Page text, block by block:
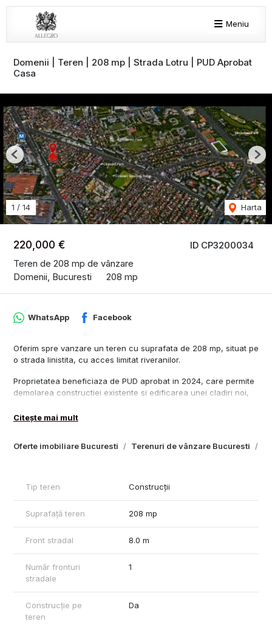
Meniu
Domenii | Teren | 208 mp | Strada Lotru | PUD Aprobat
Casa
ID CP3200034
220,000 €
Teren de 208 mp de vânzare
Domenii, Bucuresti
208 mp
1 / 14 Harta
Previous
Oferte imobiliare Bucuresti Terenuri de vânzare Bucuresti
WhatsApp Facebook
Oferim spre vanzare un teren cu suprafata de 208 mp, situat pe
o strada linistita, cu acces limitat riveranilor.
Proprietatea beneficiaza de PUD aprobat in 2024, care permite
demolarea constructiei existente si edificarea unei cladiri noi,
Suprafata teren: 208 mp
subsolul
Curte spate libera: 60 mp
Parcare: 2 locuri supraterane sau posibilitatea amenajarii unei
Proiect arhitectural disponibil, realizat in conformitate cu PUD-ul
aprobat
Compartimentare propusa
Subsol
Suprafata de pana la 92 mp
Parter
Living si zona de dining: 30 mp
Bucatarie: 13 mp
Citește mai mult
Tip teren Construcții
Suprafață teren 208 mp
Front stradal 8.0 m
Număr fronturi
stradale
1
Construcție pe
teren
Da